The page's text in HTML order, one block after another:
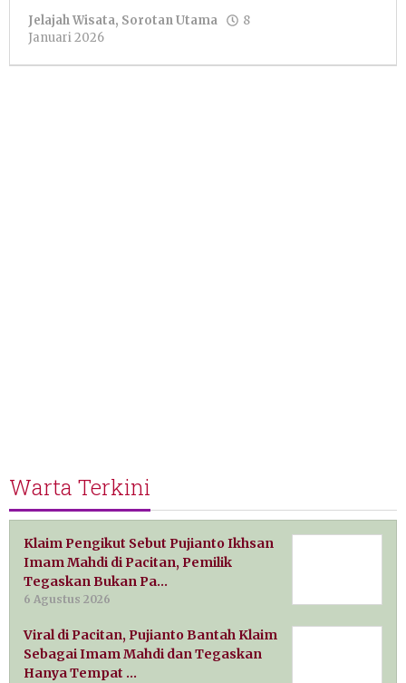
Jelajah Wisata, Sorotan Utama
8
Januari 2026
Fifaii
Warta Terkini
Klaim Pengikut Sebut Pujianto Ikhsan
Imam Mahdi di Pacitan, Pemilik
Tegaskan Bukan Pa…
6 Agustus 2026
Viral di Pacitan, Pujianto Bantah Klaim
Sebagai Imam Mahdi dan Tegaskan
Hanya Tempat …